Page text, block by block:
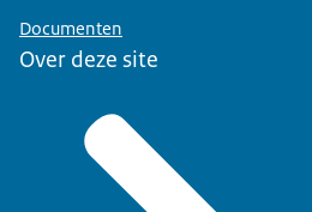
Documenten
Over deze site